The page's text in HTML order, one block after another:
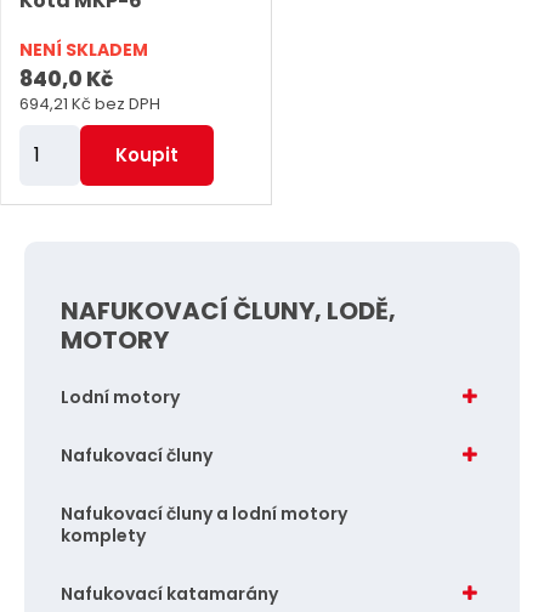
840,0 Kč
694,21 Kč bez DPH
ě
Koupit
NENÍ SKLADEM
NAFUKOVACÍ ČLUNY, LODĚ,
MOTORY
Lodní motory
Nafukovací čluny
Nafukovací čluny a lodní motory
komplety
Nafukovací katamarány